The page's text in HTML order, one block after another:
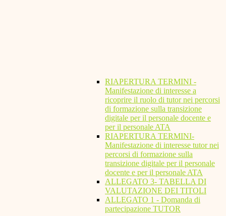
RIAPERTURA TERMINI -
Manifestazione di interesse a
ricoprire il ruolo di tutor nei percorsi
di formazione sulla transizione
digitale per il personale docente e
per il personale ATA
RIAPERTURA TERMINI-
Manifestazione di interesse tutor nei
percorsi di formazione sulla
transizione digitale per il personale
docente e per il personale ATA
ALLEGATO 3- TABELLA DI
VALUTAZIONE DEI TITOLI
ALLEGATO 1 - Domanda di
partecipazione TUTOR